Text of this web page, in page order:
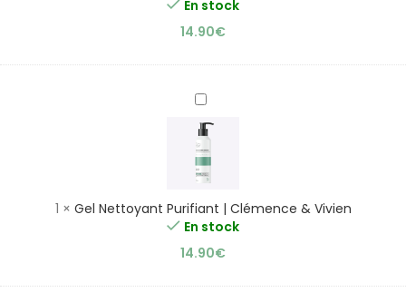
Clémence
En stock
14.90€
Gel
Nettoyant
Purifiant
|
Clémence
Vivien
1 × Gel Nettoyant Purifiant | Clémence & Vivien
En stock
14.90€